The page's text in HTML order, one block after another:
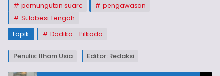
pemungutan suara
pengawasan
Sulabesi Tengah
Topik:
Dadika - Pilkada
Penulis: Ilham Usia Editor: Redaksi